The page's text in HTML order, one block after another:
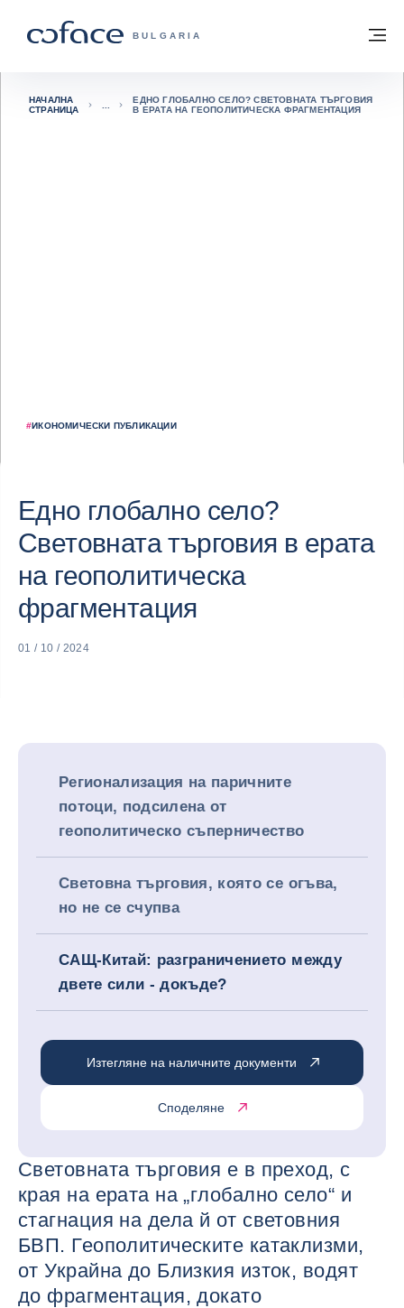
COFACE FOR TRADE - GROUP WEBSITE
BULGARIA
Обратно към начална страница
#ИКОНОМИЧЕСКИ ПУБЛИКАЦИИ
НАЧАЛНА
СТРАНИЦА
ЕДНО ГЛОБАЛНО СЕЛО? СВЕТОВНАТА ТЪРГОВИЯ
В ЕРАТА НА ГЕОПОЛИТИЧЕСКА ФРАГМЕНТАЦИЯ
Едно глобално село?
Световната търговия в ерата
на геополитическа
фрагментация
01 / 10 / 2024
Регионализация на паричните
потоци, подсилена от
геополитическо съперничество
Световна търговия, която се огъва,
но не се счупва
САЩ-Китай: разграничението между
двете сили - докъде?
Изтегляне на наличните документи
Споделяне
Световната търговия е в преход, с
края на ерата на „глобално село“ и
стагнация на дела й от световния
БВП. Геополитическите катаклизми,
от Украйна до Близкия изток, водят
до фрагментация, докато